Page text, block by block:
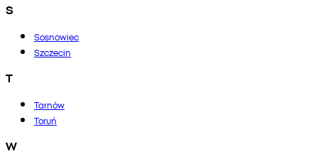
S
Sosnowiec
Szczecin
T
Tarnów
Toruń
W